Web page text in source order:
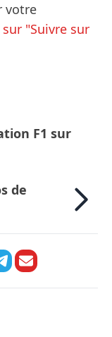
votre
"Suivre sur
F1 sur
de